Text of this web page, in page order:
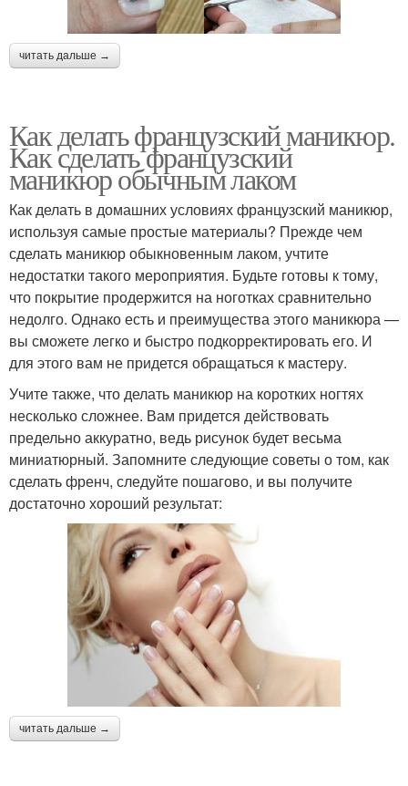
читать дальше →
Как делать французский маникюр.
Как сделать французский
маникюр обычным лаком
Как делать в домашних условиях французский маникюр,
используя самые простые материалы? Прежде чем
сделать маникюр обыкновенным лаком, учтите
недостатки такого мероприятия. Будьте готовы к тому,
что покрытие продержится на ноготках сравнительно
недолго. Однако есть и преимущества этого маникюра —
вы сможете легко и быстро подкорректировать его. И
для этого вам не придется обращаться к мастеру.
Учите также, что делать маникюр на коротких ногтях
несколько сложнее. Вам придется действовать
предельно аккуратно, ведь рисунок будет весьма
миниатюрный. Запомните следующие советы о том, как
сделать френч, следуйте пошагово, и вы получите
достаточно хороший результат:
читать дальше →